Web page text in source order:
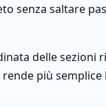
senza saltare
delle sezioni
più semplice